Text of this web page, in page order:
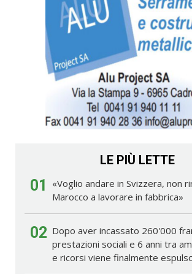
LE PIÙ LETTE
01
«Voglio andare in Svizzera, non
Marocco a lavorare in fabbrica»
02 Dopo aver incassato 260'000
prestazioni sociali e 6 anni tra
e ricorsi viene finalmente